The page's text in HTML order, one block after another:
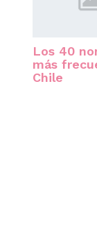
Los 40
más
Chile